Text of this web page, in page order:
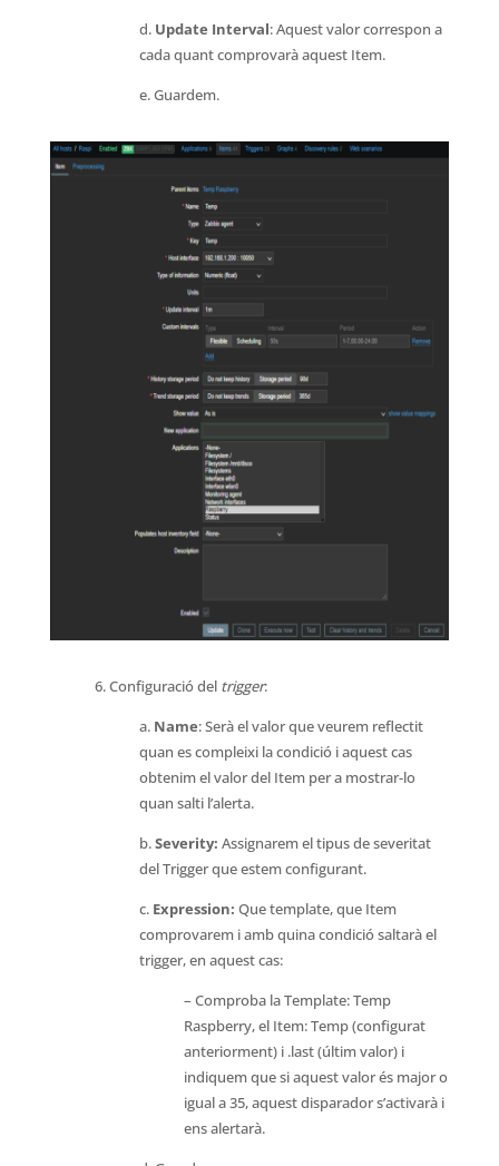
d.Update Interval: Aquest valor correspon a
cada quant comprovarà aquest Item.
e. Guardem.
6. Configuració del trigger:
a.Name: Serà el valor que veurem reflectit
quan es compleixi la condició i aquest cas
obtenim el valor del Item per a mostrar-lo
quan salti l’alerta.
b.Severity: Assignarem el tipus de severitat
del Trigger que estem configurant.
c. Expression: Que template, que Item
comprovarem i amb quina condició saltarà el
trigger, en aquest cas:
– Comproba la Template: Temp
Raspberry, el Item: Temp (configurat
anteriorment) i .last (últim valor) i
indiquem que si aquest valor és major o
igual a 35, aquest disparador s’activarà i
ens alertarà.